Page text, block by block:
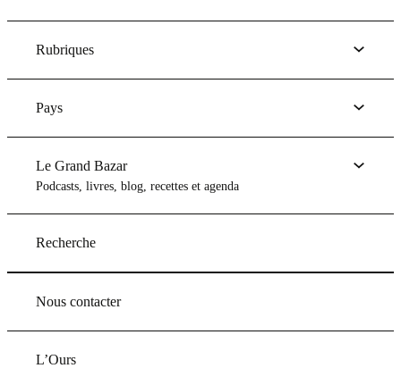
Rubriques
Pays
Le Grand Bazar
Podcasts, livres, blog, recettes et agenda
Recherche
Nous contacter
L’Ours